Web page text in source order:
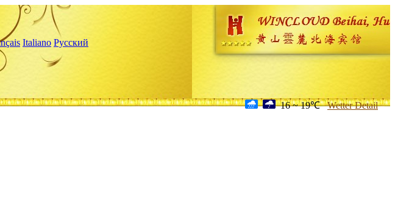
Italiano Русский
16 ~ 19℃ Wetter Detail